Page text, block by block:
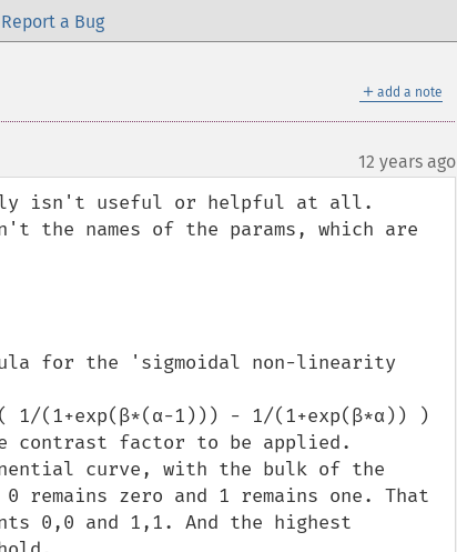
Report a Bug
＋ add a note
12 years ago
isn't useful or helpful at all.
the names of the params, which are
for the 'sigmoidal non-linearity
(1+exp(β*(α-1))) - 1/(1+exp(β*α)) )
contrast factor to be applied.
curve, with the bulk of the
remains zero and 1 remains one. That
0,0 and 1,1. And the highest